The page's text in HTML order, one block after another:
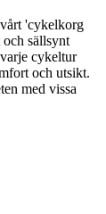
'cykelkorg
och sällsynt
cykeltur
och utsikt.
med vissa